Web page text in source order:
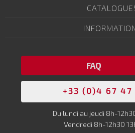
FAQ
+33 (0)4 67 47
Du lundi au jeudi 8h-
Vendredi 8h-12h30